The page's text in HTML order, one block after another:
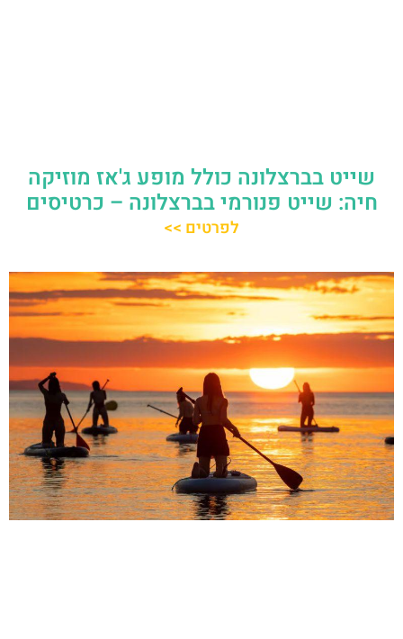
שייט בברצלונה כולל מופע ג'אז מוזיקה
חיה: שייט פנורמי בברצלונה – כרטיסים
לפרטים >>